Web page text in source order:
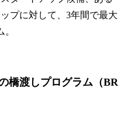
プに対して、3年間で最大
橋渡しプログラム（BR